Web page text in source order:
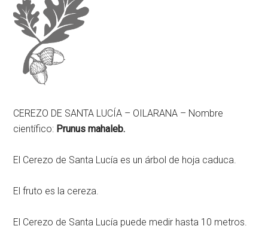
CEREZO DE SANTA LUCÍA – OILARANA – Nombre
científico: Prunus mahaleb.
El Cerezo de Santa Lucía es un árbol de hoja caduca.
El fruto es la cereza.
El Cerezo de Santa Lucía puede medir hasta 10 metros.